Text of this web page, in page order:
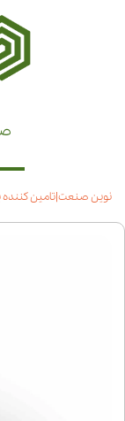
نوین صنعت|تامین کننده